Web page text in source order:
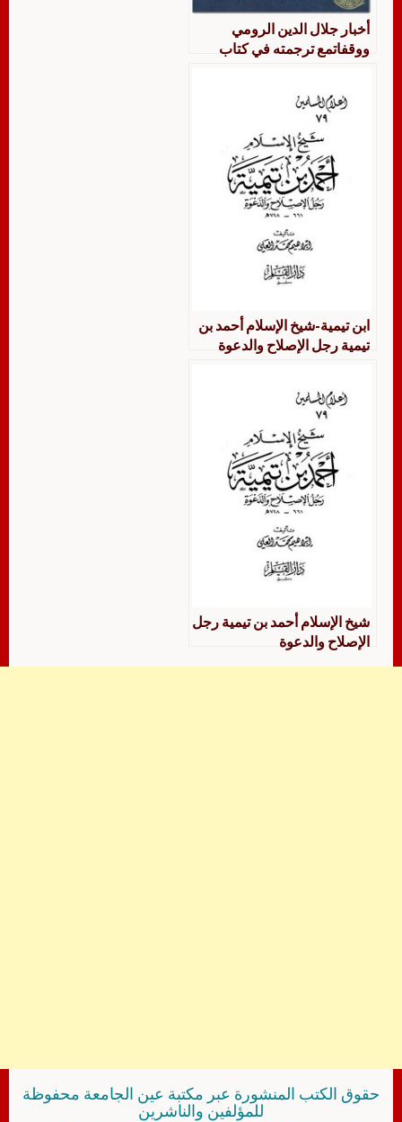
أخبار جلال الدين الرومي
ووقفاتمع ترجمته في كتاب
ابن تيمية-شيخ الإسلام أحمد بن
تيمية رجل الإصلاح والدعوة
شيخ الإسلام أحمد بن تيمية رجل
الإصلاح والدعوة
حقوق الكتب المنشورة عبر مكتبة عين الجامعة محفوظة
للمؤلفين والناشرين